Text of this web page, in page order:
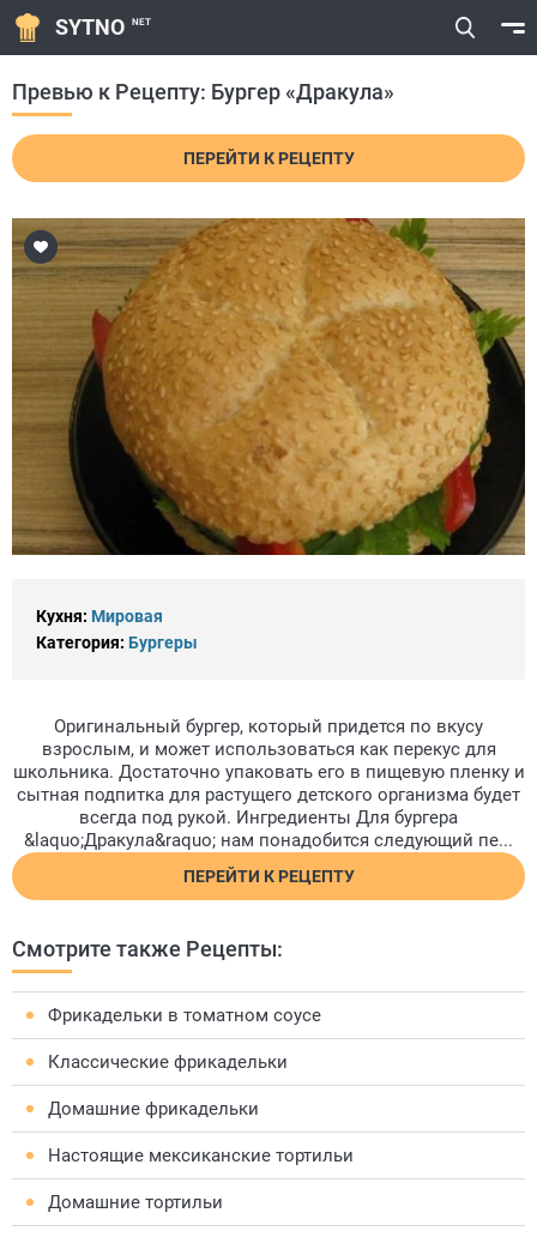
SYTNO NET
Превью к Рецепту: Бургер «Дракула»
ПЕРЕЙТИ К РЕЦЕПТУ
Кухня: Мировая
Категория: Бургеры
Оригинальный бургер, который придется по вкусу
взрослым, и может использоваться как перекус для
школьника. Достаточно упаковать его в пищевую пленку и
сытная подпитка для растущего детского организма будет
всегда под рукой. Ингредиенты Для бургера
&laquo;Дракула&raquo; нам понадобится следующий пе...
ПЕРЕЙТИ К РЕЦЕПТУ
Смотрите также Рецепты:
Фрикадельки в томатном соусе
Классические фрикадельки
Домашние фрикадельки
Настоящие мексиканские тортильи
Домашние тортильи